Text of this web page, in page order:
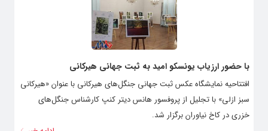
با حضور ارزیاب یونسکو امید به ثبت جهانی هیرکانی
افتتاحیه نمایشگاه عکس ثبت جهانی جنگل‌های هیرکانی با عنوان «هیرکانی
سبز ازلی» با تجلیل از پروفسور هانس دیتر کنپ کارشناس جنگل‌های
خزری در کاخ نیاوران برگزار شد.